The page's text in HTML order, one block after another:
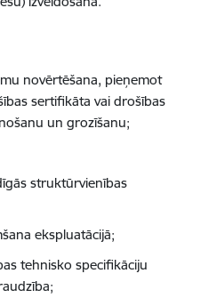
novērtēšana, pieņemot
sertifikāta vai drošības
un grozīšanu;
struktūrvienības
ekspluatācijā;
tehnisko specifikāciju